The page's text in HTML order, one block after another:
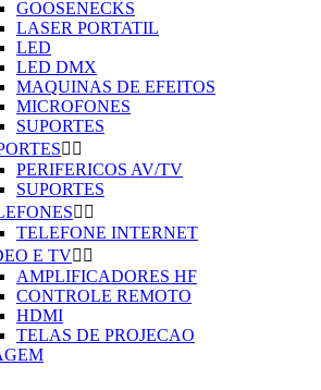
GOOSENECKS
LASER PORTATIL
LED
LED DMX
MAQUINAS DE EFEITOS
MICROFONES
SUPORTES
 
PERIFERICOS AV/TV
SUPORTES
 
TELEFONE INTERNET
E TV 
AMPLIFICADORES HF
CONTROLE REMOTO
HDMI
TELAS DE PROJECAO